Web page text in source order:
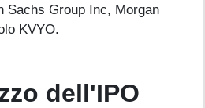
Sachs Group Inc, Morgan
KVYO.
dell'IPO